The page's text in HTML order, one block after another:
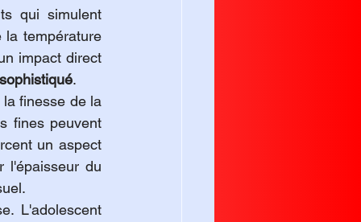
qui simulent
température
impact direct
.
finesse de la
fines peuvent
un aspect
du
L'adolescent